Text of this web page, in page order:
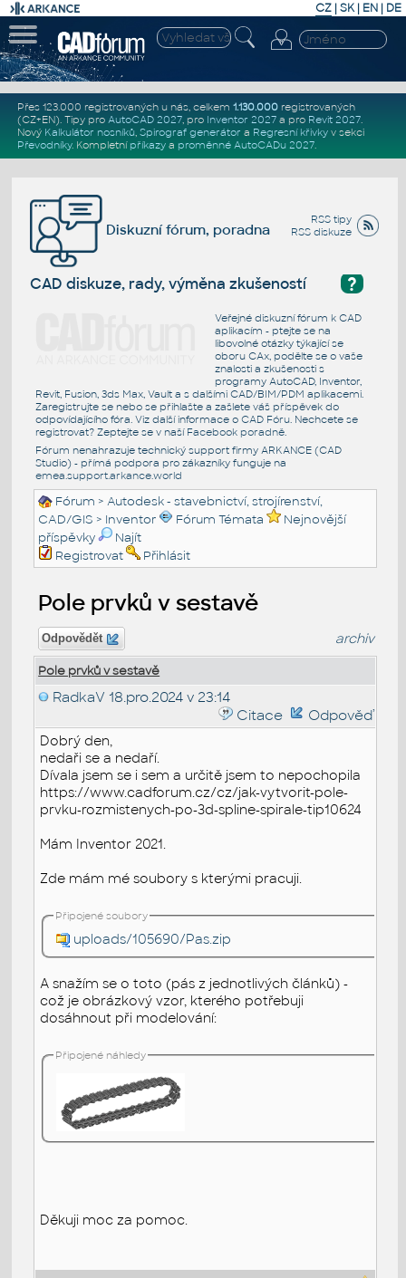
CZ | SK| EN | DE
Přes 123.000 registrovaných u nás, celkem 1.130.000registrovaných
(CZ+EN). Tipy pro AutoCAD 2027, pro Inventor 2027a pro Revit 2027.
Nový Kalkulátor nosníků, Spirograf generátor a Regresní křivkyv sekci
Převodníky. Kompletní příkazya proměnné AutoCADu 2027.
RSS tipy
RSS diskuze
Diskuzní fórum, poradna
?
CAD diskuze, rady, výměna zkušeností
Veřejné diskuzní fórum k CAD
aplikacím - ptejte se na
libovolné otázky týkající se
oboru CAx, podělte se o vaše
znalosti a zkušenosti s
programy AutoCAD, Inventor,
Revit, Fusion, 3ds Max, Vault a s dalšími CAD/BIM/PDM aplikacemi.
Zaregistrujte se nebo se přihlašte a zašlete váš příspěvek do
odpovídajícího fóra. Viz další informace o CAD Fóru. Nechcete se
registrovat? Zeptejte se v naší Facebook poradně.
Fórum nenahrazuje technický support firmy ARKANCE (CAD
Studio) - přímá podpora pro zákazníky funguje na
emea.support.arkance.world
Fórum >Autodesk - stavebnictví, strojírenství,
CAD/GIS > Inventor Fórum Témata
Nejnovější
příspěvky
Najít
Registrovat
Přihlásit
Pole prvků v sestavě
Odpovědět archiv
Pole prvků v sestavě
RadkaV 18.pro.2024 v 23:14
Citace
Odpověď
Dobrý den,
nedaři se a nedaří.
Dívala jsem se i sem a určitě jsem to nepochopila
https://www.cadforum.cz/cz/jak-vytvorit-pole-
prvku-rozmistenych-po-3d-spline-spirale-tip10624
Mám Inventor 2021.
Zde mám mé soubory s kterými pracuji.
Připojené soubory
uploads/105690/Pas.zip
A snažím se o toto (pás z jednotlivých článků) -
což je obrázkový vzor, kterého potřebuji
dosáhnout při modelování:
Připojené náhledy
Děkuji moc za pomoc.